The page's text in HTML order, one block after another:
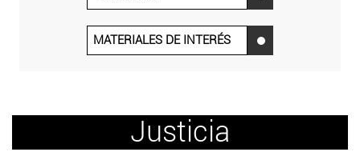
MATERIALES DE INTERÉS ‌
Justicia